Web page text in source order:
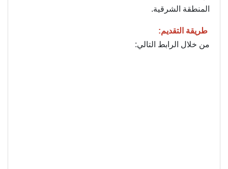
المنطقة الشرقية.
طريقة التقديم:
من خلال الرابط التالي: